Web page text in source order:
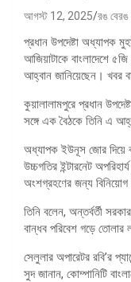
আগস্ট 12, 2025 রঙ
প্রধান উপদেষ্টা অধ্যাপক
আজিয়াটাকে বাংলাদেশে ৫জি
আহ্বান জানিয়েছেন। খবর
কুয়ালালামপুরে প্রধান
সঙ্গে এক বৈঠকে তিনি এ
অধ্যাপক ইউনূস জোর দিয়ে
উচ্চগতির ইন্টারনেট
অংশগ্রহণের জন্য
তিনি বলেন, অন্তর্বর্তী
বান্ধব পরিবেশ গড়ে
সেলুলার অপারেটর রবি’র
সুদ জানান, কোম্পানিটি